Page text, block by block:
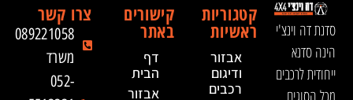
סדנת דה וינצ'י
הינה סדנא
ייחודית לרכבים
קטגוריות
ראשיות
אבזור
ודיגום
רכבים
קישורים
באתר
דף
הבית
אבזור
צרו קשר
089221058
משרד
052-